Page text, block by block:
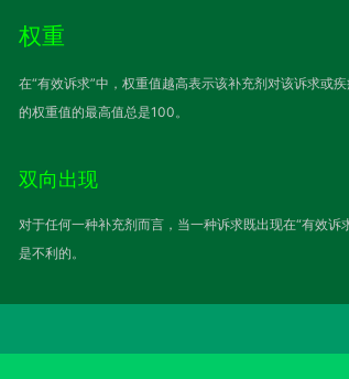
权重
在“有效诉求”中，权重值越高表示该补充剂对该诉求或
的权重值的最高值总是100。
双向出现
对于任何一种补充剂而言，当一种诉求既出现在“有效
是不利的。